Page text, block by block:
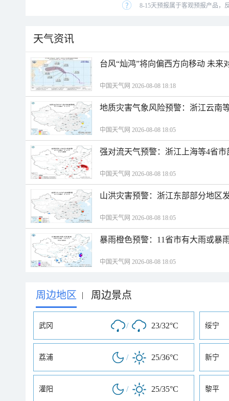
8-15天预报属于客观预报产品，
天气资讯
台风“灿鸿”将向偏西方向移动 未来
中国天气网 2026-08-08 18:18
地质灾害气象风险预警：浙江云南
中国天气网 2026-08-08 18:05
强对流天气预警：浙江上海等4省
中国天气网 2026-08-08 18:05
山洪灾害预警：浙江东部部分地区
中国天气网 2026-08-08 18:05
暴雨橙色预警：11省市有大雨或暴
中国天气网 2026-08-08 18:05
周边地区 | 周边景点
武冈 / 23/32°C 绥宁
荔浦 / 25/36°C 新宁
灌阳 / 25/35°C 黎平